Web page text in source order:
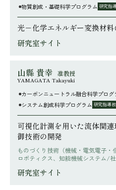
物質創成・基礎科学プログラム 研究指
光－化学エネルギー変換材
研究室サイト
山縣 貴幸 准教授
YAMAGATA Takayuki
カーボンニュートラル融合科学プログ
システム創成科学プログラム 研究指導
可視化計測を用いた流体関
御技術の開発
ものづくり技術（機械・電気電子
ロボティクス、知能機械システム/
研究室サイト